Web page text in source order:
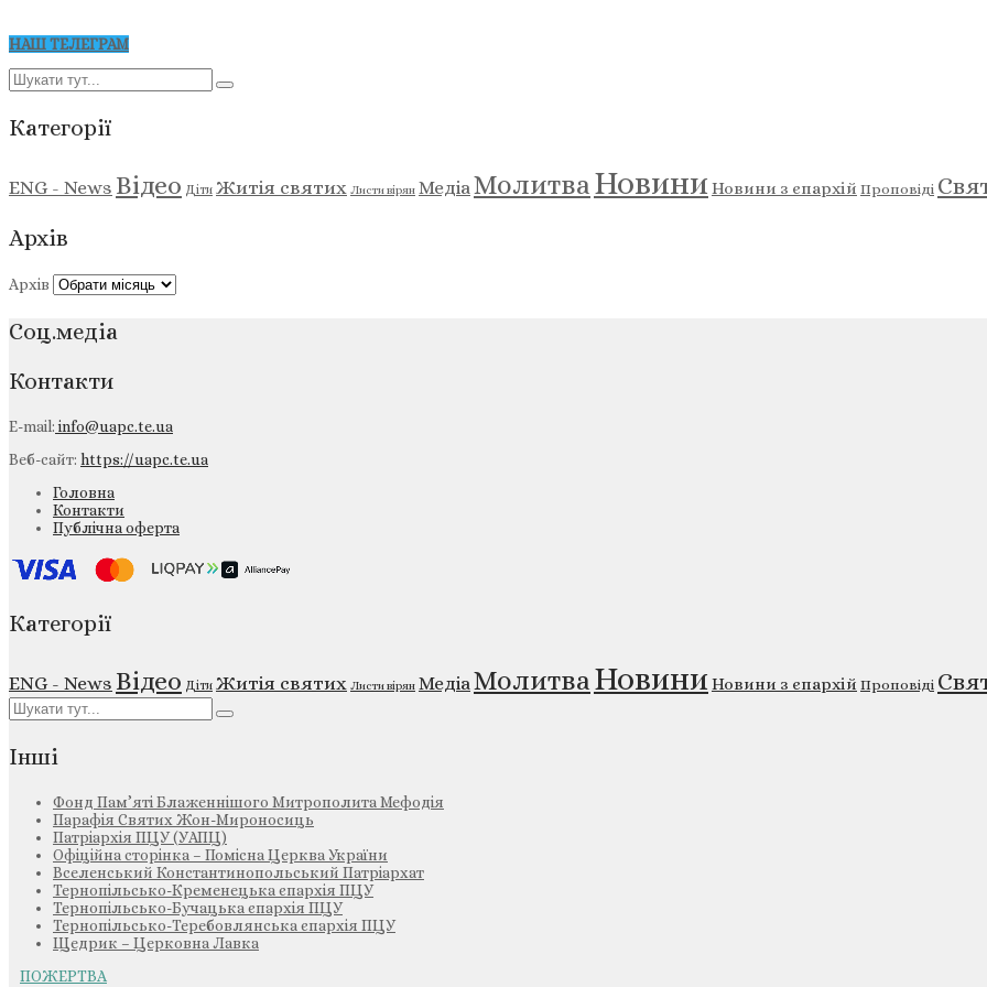
НАШ ТЕЛЕГРАМ
Категорії
ENG - News Відео Діти Житія святих Листи вірян МедіаМолитваНовини Новини з єпархій Проповіді
Архів
Архів
Соц.медіа
Контакти
E-mail:info@uapc.te.ua
Веб-сайт: https://uapc.te.ua
Головна
Контакти
Публічна оферта
Категорії
ENG - News Відео Діти Житія святих Листи вірян МедіаМолитваНовиниНовини з єпархій Проповіді
Інші
Фонд Пам’яті Блаженнішого Митрополита Мефодія
Парафія Святих Жон-Мироносиць
Патріархія ПЦУ (УАПЦ)
Офіційна сторінка – Помісна Церква України
Вселенський Константинопольський Патріархат
Тернопільсько-Кременецька єпархія ПЦУ
Тернопільсько-Бучацька єпархія ПЦУ
Тернопільсько-Теребовлянська єпархія ПЦУ
Щедрик – Церковна Лавка
ПОЖЕРТВА